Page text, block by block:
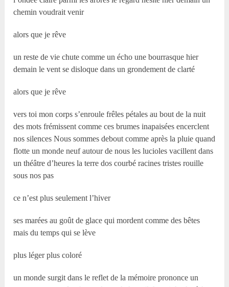
chemin voudrait venir
alors que je rêve
un reste de vie chute comme un écho une bourrasque hier
demain le vent se disloque dans un grondement de clarté
alors que je rêve
vers toi mon corps s’enroule frêles pétales au bout de la nuit
des mots frémissent comme ces brumes inapaisées encerclent
nos silences Nous sommes debout comme après la pluie quand
flotte un monde neuf autour de nous les lucioles vacillent dans
un théâtre d’heures la terre dos courbé racines tristes rouille
sous nos pas
ce n’est plus seulement l’hiver
ses marées au goût de glace qui mordent comme des bêtes
mais du temps qui se lève
plus léger plus coloré
un monde surgit dans le reflet de la mémoire prononce un